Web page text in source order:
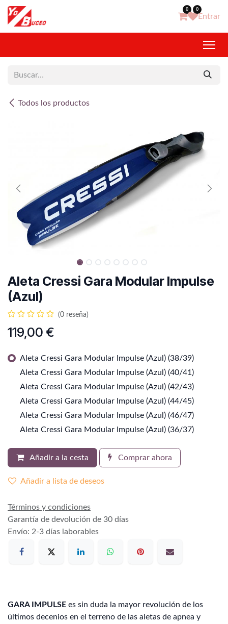
Ir al contenido 0 0
Entrar
Todos los productos
Aleta Cressi Gara Modular Impulse
(Azul)
(0 reseña)
119,00 €
Aleta Cressi Gara Modular Impulse (Azul) (38/39)
Aleta Cressi Gara Modular Impulse (Azul) (40/41)
Aleta Cressi Gara Modular Impulse (Azul) (42/43)
Aleta Cressi Gara Modular Impulse (Azul) (44/45)
Aleta Cressi Gara Modular Impulse (Azul) (46/47)
Aleta Cressi Gara Modular Impulse (Azul) (36/37)
Añadir a la cesta Comprar ahora
Añadir a lista de deseos
Términos y condiciones
Garantía de devolución de 30 días
Envío: 2-3 días laborables
GARA IMPULSE es sin duda la mayor revolución de los
últimos decenios en el terreno de las aletas de apnea y